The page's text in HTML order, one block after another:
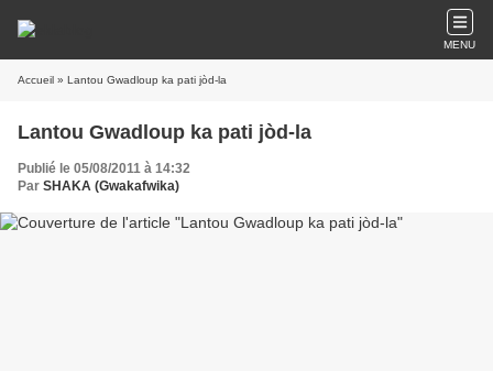
MENU
Accueil » Lantou Gwadloup ka pati jòd-la
Lantou Gwadloup ka pati jòd-la
Publié le 05/08/2011 à 14:32
Par SHAKA (Gwakafwika)